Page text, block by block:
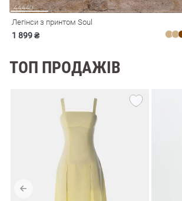
Легінси з принтом Soul
1 899 ₴
ТОП ПРОДАЖІВ